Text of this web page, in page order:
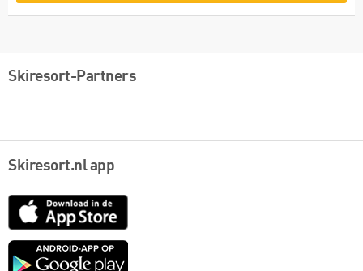
Skiresort-Partners
Skiresort.nl app
App
Google